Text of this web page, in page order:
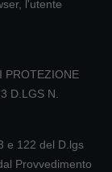
l'utente
PROTEZIONE
D.LGS N.
e 122 del D.lgs
Provvedimento